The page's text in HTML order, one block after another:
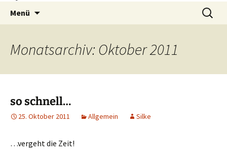
Menü
Suchen
nach:
Monatsarchiv: Oktober 2011
so schnell…
25. Oktober 2011 Allgemein Silke
…vergeht die Zeit!